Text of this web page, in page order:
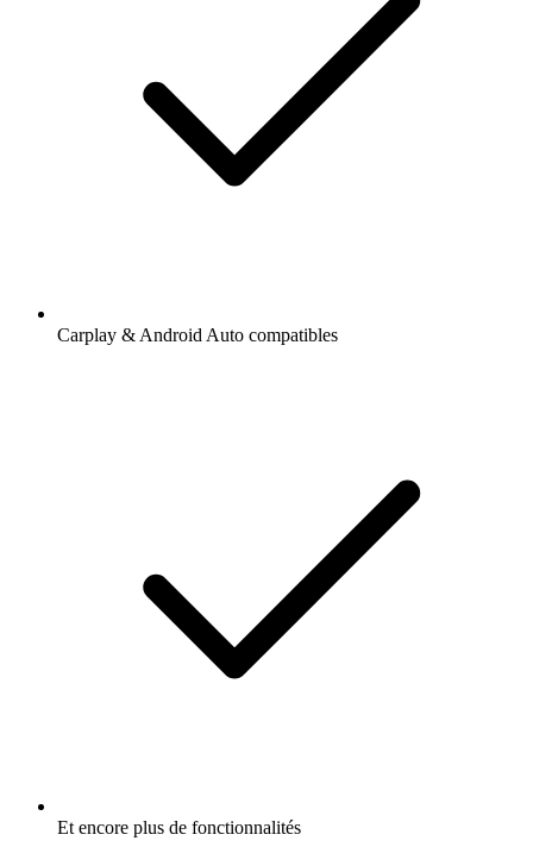
Carplay & Android Auto compatibles
Et encore plus de fonctionnalités